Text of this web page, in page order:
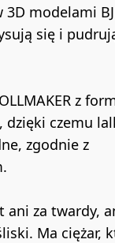
modelami
się i
z
dzięki czemu
zgodnie z
ani za twardy,
Ma ciężar,